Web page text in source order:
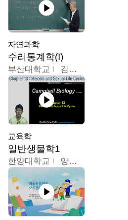
자연과학
수리통계학(I)
부산대학교 김충락
교육학
일반생물학1
한양대학교 양철수